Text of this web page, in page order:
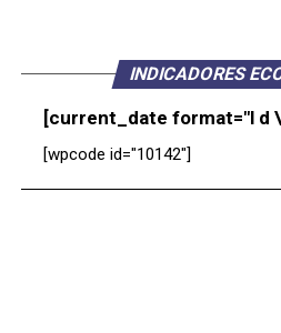
INDICADORES
[current_date format="l
[wpcode id="10142"]